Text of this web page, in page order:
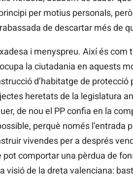
per motius personals,
de descartar més de
i menyspreu. Així és com
la ciutadania en aquests
d’habitatge de
heretats de la legislatura
de nou el PP confia en la
perquè només l’entrada
vivendes per a després
pot comportar una pèrdua de
visió de la dreta valenciana: